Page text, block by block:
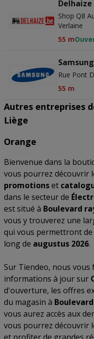
Delhaize
Shop Q8
Verlaine
55 m
Samsung
Rue Pont
55 m
Autres entreprises
Liège
Orange
Bienvenue dans la
vous pourrez découvrir
promotionset
dans le secteur de
est situé à Boulevard
vous y trouverez une
qui vous permettront
long de augustus 2026.
Sur Tiendeo, nous
informations à jour sur
d'ouverture, les offres
du magasin à
vous aurez accès aux
vous pourrez découvrir